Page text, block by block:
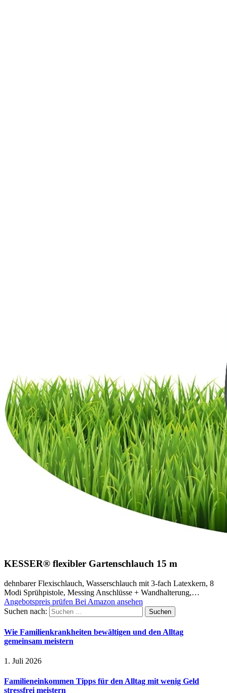
KESSER® flexibler Gartenschlauch 15 m
dehnbarer Flexischlauch, Wasserschlauch mit 3-fach Latexkern, 8
Modi Sprühpistole, Messing Anschlüsse + Wandhalterung,…
Angebotspreis prüfen Bei Amazon ansehen
Suchen nach:
Wie Familienkrankheiten bewältigen und den Alltag
gemeinsam meistern
1. Juli 2026
Familieneinkommen Tipps für den Alltag mit wenig Geld
stressfrei meistern